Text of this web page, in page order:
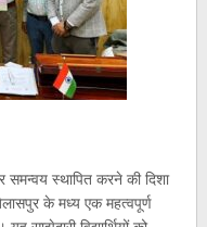
समन्वय स्थापित करने की दिशा
के मध्य एक महत्वपूर्ण